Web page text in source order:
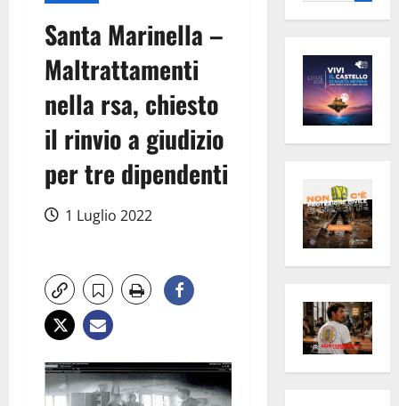
Santa Marinella –
Maltrattamenti
nella rsa, chiesto
il rinvio a giudizio
per tre dipendenti
1 Luglio 2022